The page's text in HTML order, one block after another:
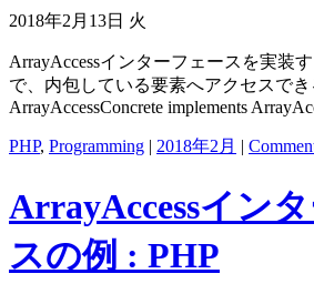
2018年2月13日 火
ArrayAccessインターフェースを実装
で、内包している要素へアクセスでき
ArrayAccessConcrete implements
PHP, Programming | 2018年2月 |
ArrayAccessイン
スの例 : PHP